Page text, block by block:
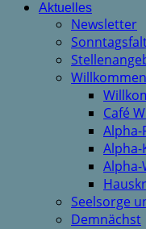
Aktuelles
Newsletter
Willkommen
Café
Alpha-
Seelsorge
Demnächst